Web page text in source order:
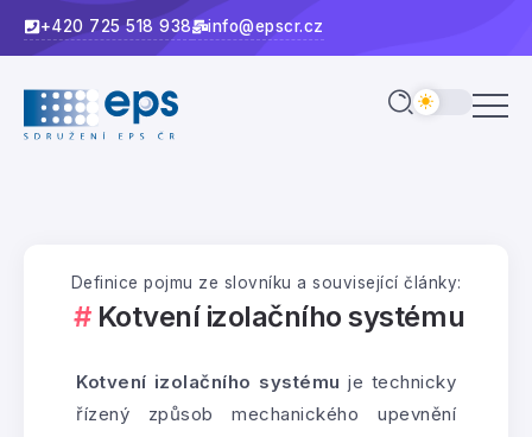
+420 725 518 938 info@epscr.cz
Definice pojmu ze slovníku a související články:
Kotvení izolačního systému
Kotvení izolačního systému je technicky
řízený způsob mechanického upevnění